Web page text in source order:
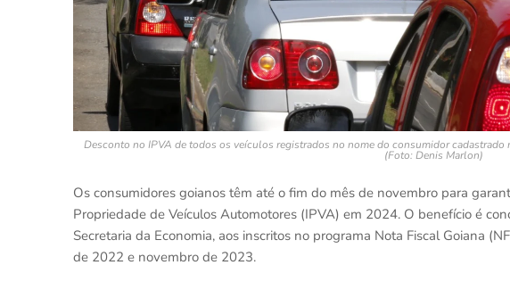
Desconto no IPVA de todos os veículos registrados no nome do consumidor
(Foto: Denis Marlon)
Os consumidores goianos têm até o fim do mês de novembro para
Propriedade de Veículos Automotores (IPVA) em 2024. O benefício é
Secretaria da Economia, aos inscritos no programa Nota Fiscal Goiana
de 2022 e novembro de 2023.